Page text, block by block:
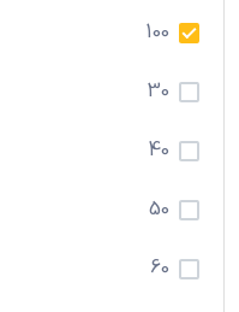
100
30
40
50
60